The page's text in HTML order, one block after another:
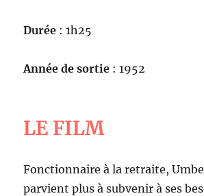
Durée : 1h25
Année de sortie : 1952
LE FILM
Fonctionnaire à la retraite,
parvient plus à subvenir à ses